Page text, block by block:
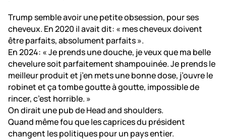
Trump semble avoir une petite obsession, pour ses
cheveux. En 2020 il avait dit: « mes cheveux doivent
être parfaits, absolument parfaits ».
En 2024: « Je prends une douche, je veux que ma belle
chevelure soit parfaitement shampouinée. Je prends le
meilleur produit et j’en mets une bonne dose, j’ouvre le
robinet et ça tombe goutte à goutte, impossible de
rincer, c’est horrible. »
On dirait une pub de Head and shoulders.
Quand même fou que les caprices du président
changent les politiques pour un pays entier.